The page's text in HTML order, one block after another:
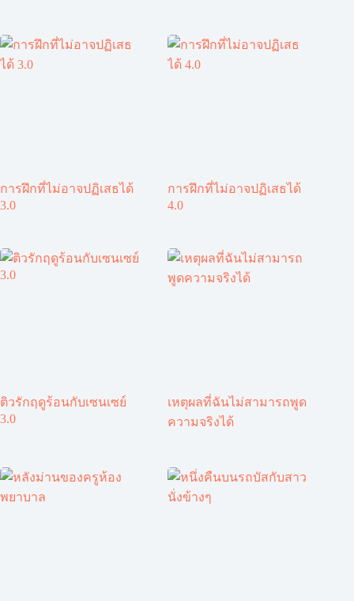
การฝึกที่ไม่อาจปฏิเสธได้
3.0
การฝึกที่ไม่อาจปฏิเสธได้
4.0
ติวรักฤดูร้อนกับเซนเซย์
3.0
เหตุผลที่ฉันไม่สามารถพูด
ความจริงได้